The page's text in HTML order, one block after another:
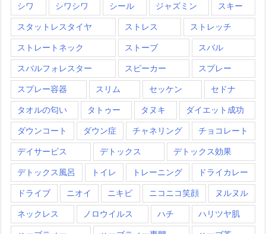
シワ シワシワ シール ジャズミン スキー
スタットレスタイヤ ストレス ストレッチ
ストレートネック ストーブ スバル
スバルフォレスター スピーカー スプレー
スプレー容器 スリム セッケン セドナ
タオルの匂い タトゥー タヌキ ダイエット成功
ダウンコート ダウン症 チャネリング チョコレート
デイサービス デトックス デトックス効果
デトックス風呂 トイレ トレーニング ドライカレー
ドライブ ニオイ ニキビ ニコニコ笑顔 ヌルヌル
ネックレス ノロウイルス ハチ ハリツヤ肌